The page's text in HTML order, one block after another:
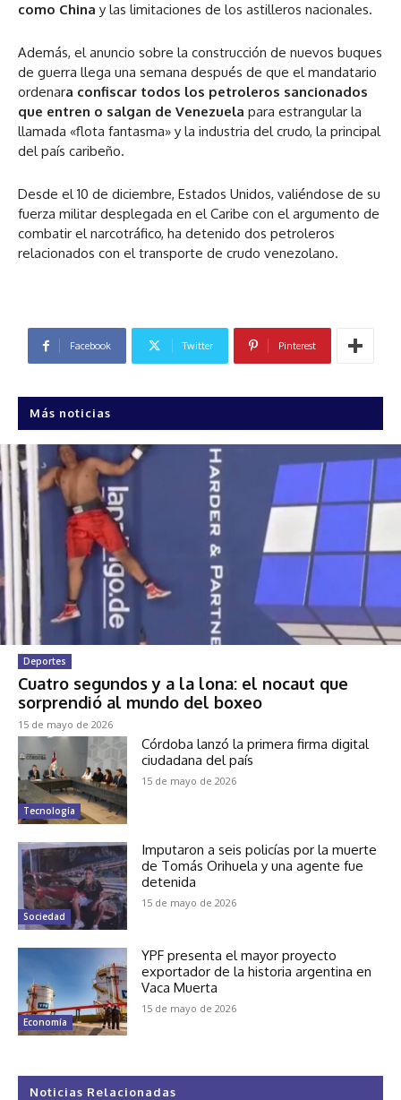
como China y las limitaciones de los astilleros nacionales.
Además, el anuncio sobre la construcción de nuevos buques
de guerra llega una semana después de que el mandatario
ordenara confiscar todos los petroleros sancionados
que entren o salgan de Venezuela para estrangular la
llamada «flota fantasma» y la industria del crudo, la principal
del país caribeño.
Desde el 10 de diciembre, Estados Unidos, valiéndose de su
fuerza militar desplegada en el Caribe con el argumento de
combatir el narcotráfico, ha detenido dos petroleros
relacionados con el transporte de crudo venezolano.
Facebook Twitter Pinterest
Más noticias
Deportes
Cuatro segundos y a la lona: el nocaut que
sorprendió al mundo del boxeo
15 de mayo de 2026
Tecnología
Córdoba lanzó la primera firma digital
ciudadana del país
15 de mayo de 2026
Sociedad
Imputaron a seis policías por la muerte
de Tomás Orihuela y una agente fue
detenida
15 de mayo de 2026
Economía
YPF presenta el mayor proyecto
exportador de la historia argentina en
Vaca Muerta
15 de mayo de 2026
Noticias Relacionadas